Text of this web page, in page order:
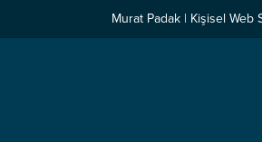
Murat Padak | Kişisel Web